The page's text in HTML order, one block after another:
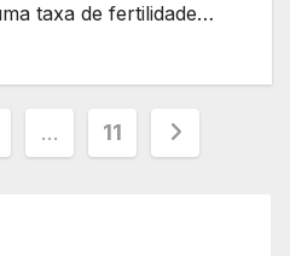
taxa de fertilidade…
… 11